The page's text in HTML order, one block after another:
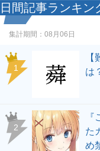
日間記事ランキン
集計期間： 08月06日
1
は
2
た
め